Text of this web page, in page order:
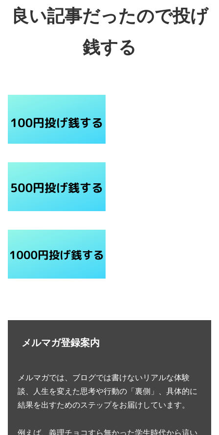
良い記事だったので投げ
銭する
メルマガ登録案内
メルマガでは、ブログでは書けないリアルな体験
談、人生を変えた思考や行動の「裏側」、具体的に
結果を出すためのステップをお届けしています。
例えば、義理チョコすら無かった学生時代から這い